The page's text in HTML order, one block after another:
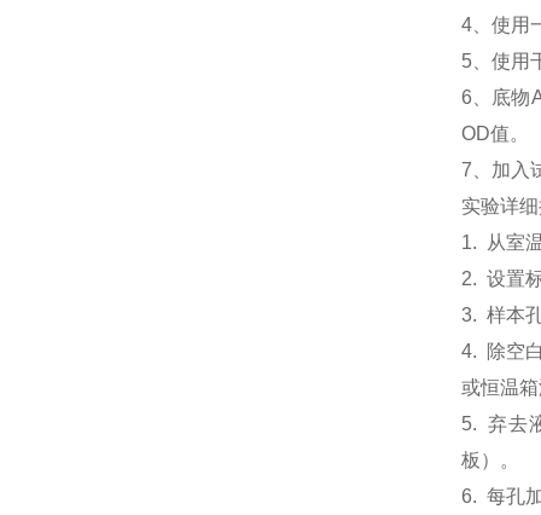
4、 使用
5、 使用
6、
底物
OD值。
7、加入
实验详
1. 从室
2. 设置
3. 样本
4. 除空
或恒温
5. 弃去
板）。
6. 每孔